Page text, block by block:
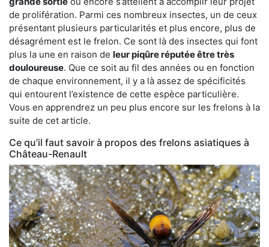
de prolifération. Parmi ces nombreux insectes, un de ceux
présentant plusieurs particularités et plus encore, plus de
désagrément est le frelon. Ce sont là des insectes qui font
plus la une en raison de leur piqûre réputée être très
douloureuse. Que ce soit au fil des années ou en fonction
de chaque environnement, il y a là assez de spécificités
qui entourent l’existence de cette espèce particulière.
Vous en apprendrez un peu plus encore sur les frelons à la
suite de cet article.
Ce qu’il faut savoir à propos des frelons asiatiques à
Château-Renault